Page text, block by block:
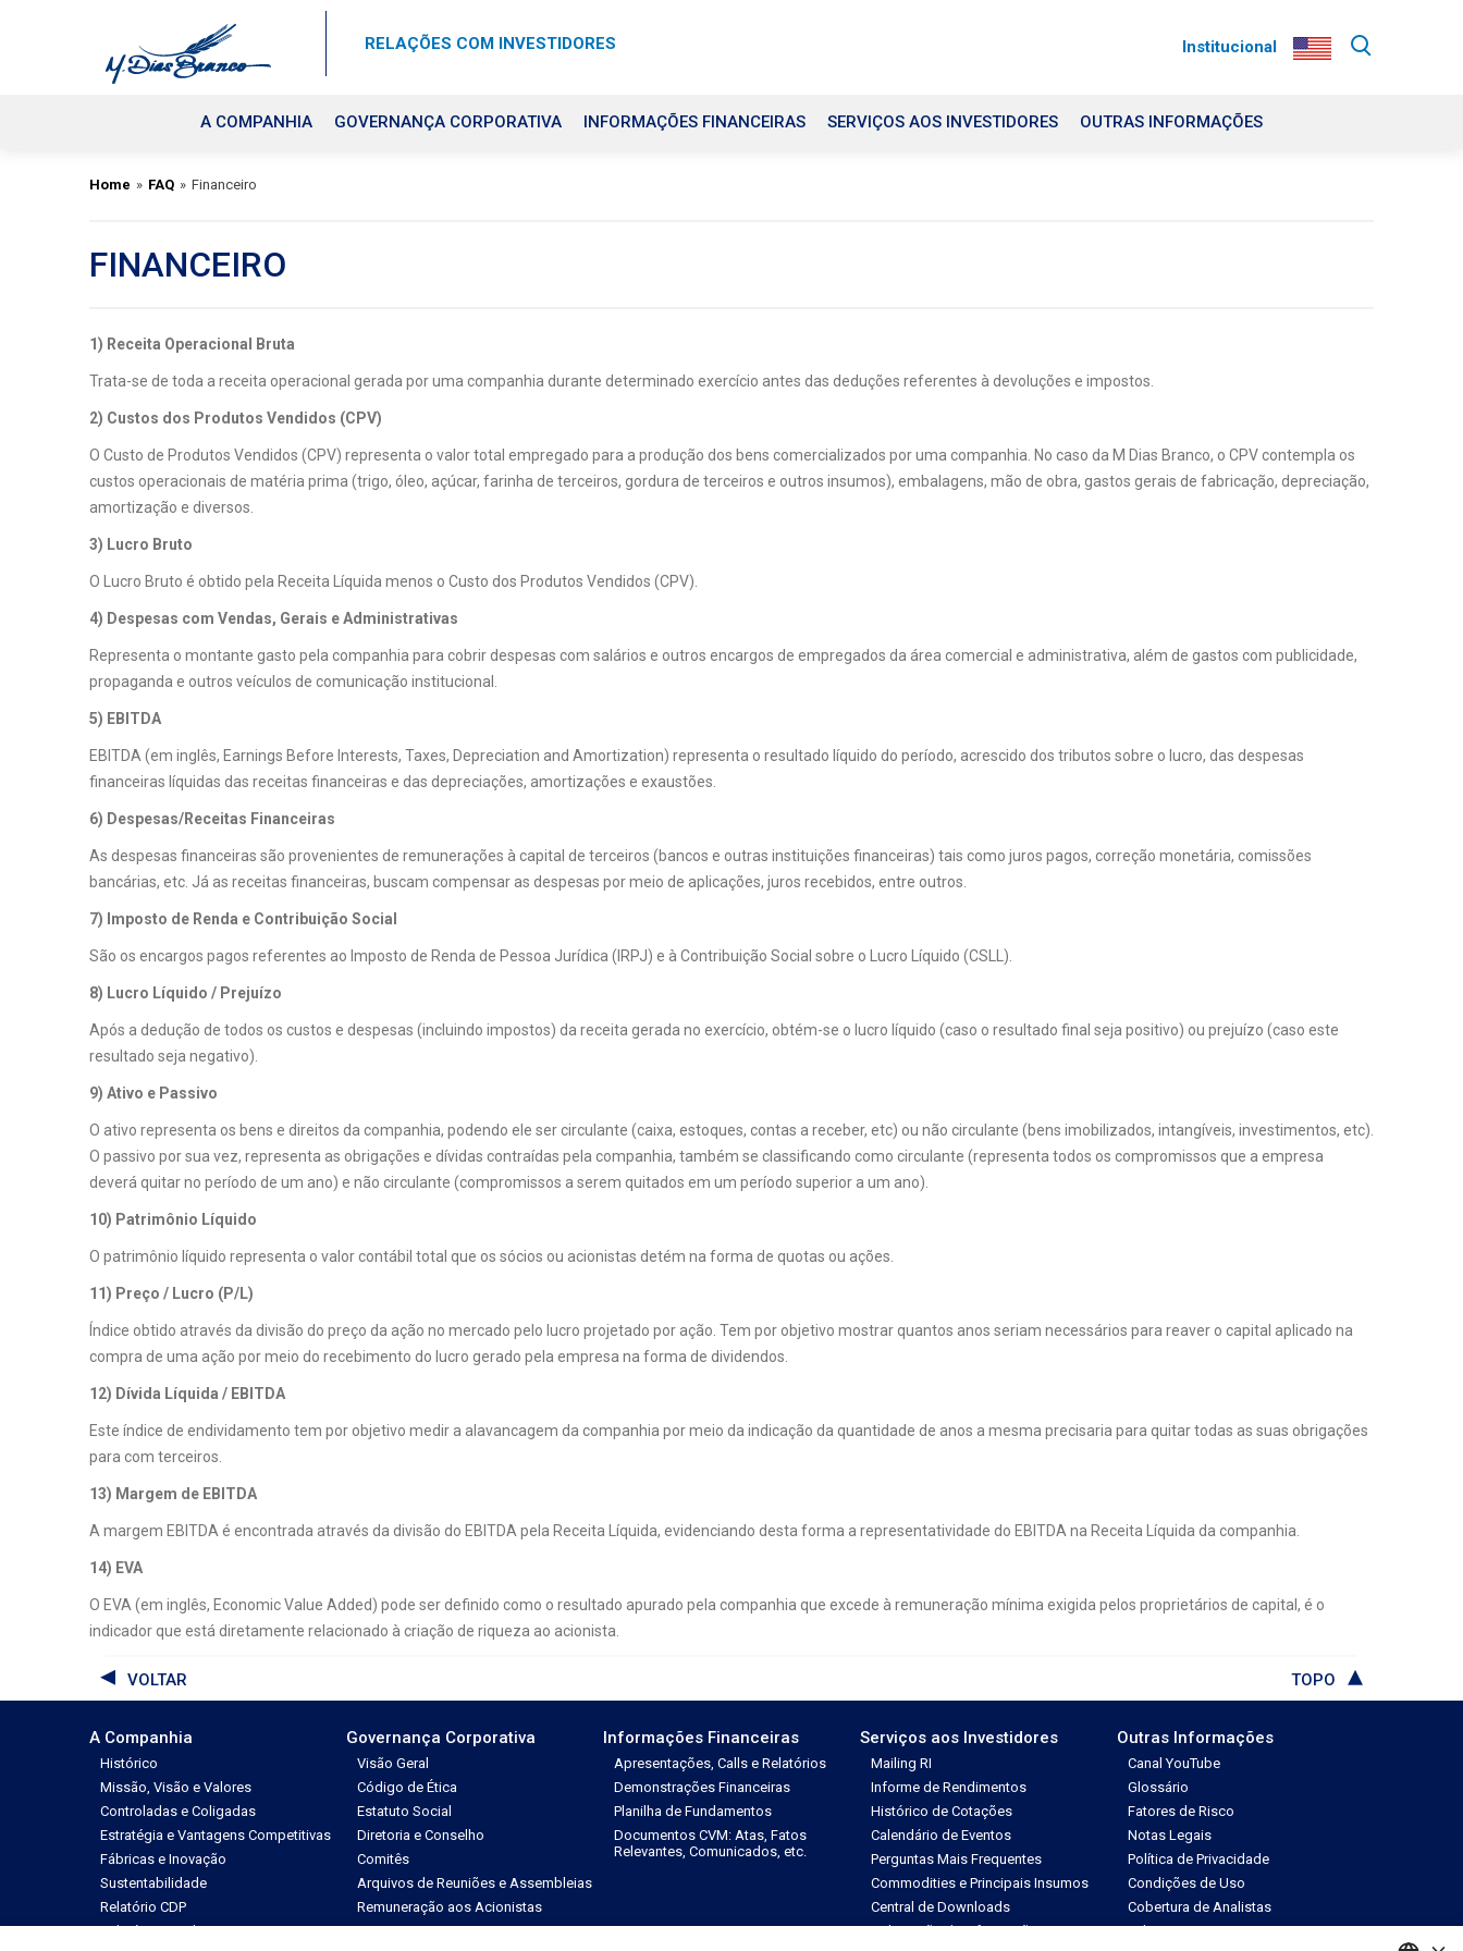
RELAÇÕES COM INVESTIDORES Institucional
A COMPANHIA GOVERNANÇA CORPORATIVA INFORMAÇÕES FINANCEIRAS SERVIÇOS AOS INVESTIDORES OUTRAS INFORMAÇÕES
Home » FAQ » Financeiro
FINANCEIRO
1) Receita Operacional Bruta
Trata-se de toda a receita operacional gerada por uma companhia durante determinado exercício antes das deduções referentes à devoluções e impostos.
2) Custos dos Produtos Vendidos (CPV)
O Custo de Produtos Vendidos (CPV) representa o valor total empregado para a produção dos bens comercializados por uma companhia. No caso da M Dias Branco, o CPV contempla os
custos operacionais de matéria prima (trigo, óleo, açúcar, farinha de terceiros, gordura de terceiros e outros insumos), embalagens, mão de obra, gastos gerais de fabricação, depreciação,
amortização e diversos.
3) Lucro Bruto
O Lucro Bruto é obtido pela Receita Líquida menos o Custo dos Produtos Vendidos (CPV).
4) Despesas com Vendas, Gerais e Administrativas
Representa o montante gasto pela companhia para cobrir despesas com salários e outros encargos de empregados da área comercial e administrativa, além de gastos com publicidade,
propaganda e outros veículos de comunicação institucional.
5) EBITDA
EBITDA (em inglês, Earnings Before Interests, Taxes, Depreciation and Amortization) representa o resultado líquido do período, acrescido dos tributos sobre o lucro, das despesas
financeiras líquidas das receitas financeiras e das depreciações, amortizações e exaustões.
6) Despesas/Receitas Financeiras
As despesas financeiras são provenientes de remunerações à capital de terceiros (bancos e outras instituições financeiras) tais como juros pagos, correção monetária, comissões
bancárias, etc. Já as receitas financeiras, buscam compensar as despesas por meio de aplicações, juros recebidos, entre outros.
7) Imposto de Renda e Contribuição Social
São os encargos pagos referentes ao Imposto de Renda de Pessoa Jurídica (IRPJ) e à Contribuição Social sobre o Lucro Líquido (CSLL).
8) Lucro Líquido / Prejuízo
Após a dedução de todos os custos e despesas (incluindo impostos) da receita gerada no exercício, obtém-se o lucro líquido (caso o resultado final seja positivo) ou prejuízo (caso este
resultado seja negativo).
9) Ativo e Passivo
O ativo representa os bens e direitos da companhia, podendo ele ser circulante (caixa, estoques, contas a receber, etc) ou não circulante (bens imobilizados, intangíveis, investimentos, etc).
O passivo por sua vez, representa as obrigações e dívidas contraídas pela companhia, também se classificando como circulante (representa todos os compromissos que a empresa
deverá quitar no período de um ano) e não circulante (compromissos a serem quitados em um período superior a um ano).
10) Patrimônio Líquido
O patrimônio líquido representa o valor contábil total que os sócios ou acionistas detém na forma de quotas ou ações.
11) Preço / Lucro (P/L)
Índice obtido através da divisão do preço da ação no mercado pelo lucro projetado por ação. Tem por objetivo mostrar quantos anos seriam necessários para reaver o capital aplicado na
compra de uma ação por meio do recebimento do lucro gerado pela empresa na forma de dividendos.
12) Dívida Líquida / EBITDA
Este índice de endividamento tem por objetivo medir a alavancagem da companhia por meio da indicação da quantidade de anos a mesma precisaria para quitar todas as suas obrigações
para com terceiros.
13) Margem de EBITDA
A margem EBITDA é encontrada através da divisão do EBITDA pela Receita Líquida, evidenciando desta forma a representatividade do EBITDA na Receita Líquida da companhia.
14) EVA
O EVA (em inglês, Economic Value Added) pode ser definido como o resultado apurado pela companhia que excede à remuneração mínima exigida pelos proprietários de capital, é o
indicador que está diretamente relacionado à criação de riqueza ao acionista.
VOLTAR TOPO
A Companhia
Histórico
Missão, Visão e Valores
Controladas e Coligadas
Estratégia e Vantagens Competitivas
Fábricas e Inovação
Sustentabilidade
Relatório CDP
Relatório Anual
Governança Corporativa
Visão Geral
Código de Ética
Estatuto Social
Diretoria e Conselho
Comitês
Arquivos de Reuniões e Assembleias
Remuneração aos Acionistas
Regimentos
Informações Financeiras
Apresentações, Calls e Relatórios
Demonstrações Financeiras
Planilha de Fundamentos
Documentos CVM: Atas, Fatos
Relevantes, Comunicados, etc.
Serviços aos Investidores
Mailing RI
Informe de Rendimentos
Histórico de Cotações
Calendário de Eventos
Perguntas Mais Frequentes
Commodities e Principais Insumos
Central de Downloads
Solicitação de Informações
Outras Informações
Canal YouTube
Glossário
Fatores de Risco
Notas Legais
Política de Privacidade
Condições de Uso
Cobertura de Analistas
Fale com RI